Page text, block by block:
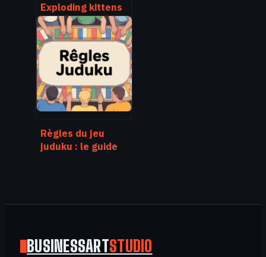
Exploding kittens
avis : faut-il
vraiment acheter
ce jeu de cartes ?
Règles du jeu
juduku : le guide
BUSINESSARTSTUDIO